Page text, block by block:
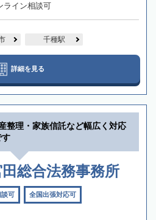
ライン相談可
千種駅
詳細を見る
整理・家族信託など幅広く対応
す
総合法務事務所
談可 全国出張対応可